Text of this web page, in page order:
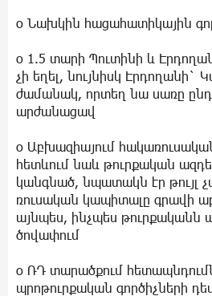
o Նախկին հացահատիկային
o 1.5 տարի Պուտինի և
չի եղել, նույնիսկ Էրդողանի`
ժամանակ, որտեղ նա սառը
արժանացավ
o Աբխազիայում
հետևում նաև թուրքական
կանգնած, նպատակն էր թույլ
ռուսական կապիտալը գրավի
այնպես, ինչպես թուրքականն
ծովափում
o ՌԴ տարածքում
պրոթուրքական գործիչների